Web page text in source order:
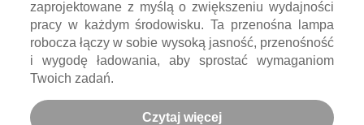
zaprojektowane z myślą o zwiększeniu wydajności
pracy w każdym środowisku. Ta przenośna lampa
robocza łączy w sobie wysoką jasność, przenośność
i wygodę ładowania, aby sprostać wymaganiom
Twoich zadań.
Czytaj więcej